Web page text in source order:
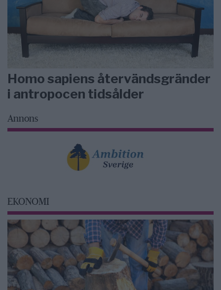
Homo sapiens återvändsgränder
i antropocen tidsålder
Annons
EKONOMI